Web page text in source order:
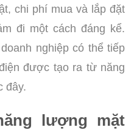
chi phí mua và lắp đặt
đi một cách đáng kể.
nghiệp có thể tiếp
được tạo ra từ năng
đây.
lượng mặt